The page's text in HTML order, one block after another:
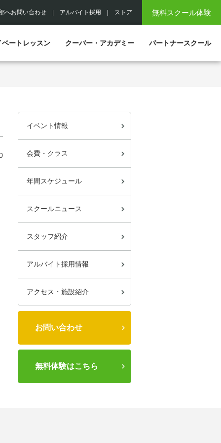
無料スクール体験
へお問い合わせ アルバイト採用 ストア
ベートレッスン クーバー・アカデミー パートナースクール
イベント情報
会費・クラス
年間スケジュール
スクールニュース
スタッフ紹介
アルバイト採用情報
アクセス・施設紹介
お問い合わせ
無料体験はこちら